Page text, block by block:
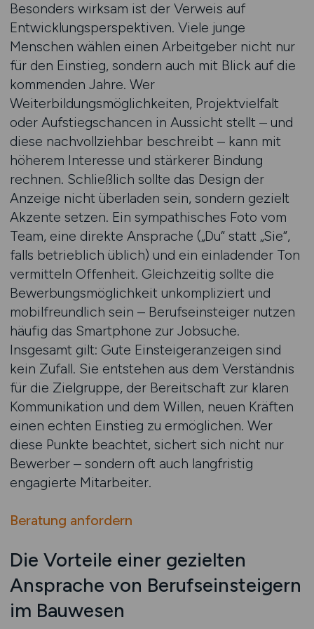
Besonders wirksam ist der Verweis auf
Entwicklungsperspektiven. Viele junge
Menschen wählen einen Arbeitgeber nicht nur
für den Einstieg, sondern auch mit Blick auf die
kommenden Jahre. Wer
Weiterbildungsmöglichkeiten, Projektvielfalt
oder Aufstiegschancen in Aussicht stellt – und
diese nachvollziehbar beschreibt – kann mit
höherem Interesse und stärkerer Bindung
rechnen. Schließlich sollte das Design der
Anzeige nicht überladen sein, sondern gezielt
Akzente setzen. Ein sympathisches Foto vom
Team, eine direkte Ansprache („Du“ statt „Sie“,
falls betrieblich üblich) und ein einladender Ton
vermitteln Offenheit. Gleichzeitig sollte die
Bewerbungsmöglichkeit unkompliziert und
mobilfreundlich sein – Berufseinsteiger nutzen
häufig das Smartphone zur Jobsuche.
Insgesamt gilt: Gute Einsteigeranzeigen sind
kein Zufall. Sie entstehen aus dem Verständnis
für die Zielgruppe, der Bereitschaft zur klaren
Kommunikation und dem Willen, neuen Kräften
einen echten Einstieg zu ermöglichen. Wer
diese Punkte beachtet, sichert sich nicht nur
Bewerber – sondern oft auch langfristig
engagierte Mitarbeiter.
Beratung anfordern
Die Vorteile einer gezielten
Ansprache von Berufseinsteigern
im Bauwesen